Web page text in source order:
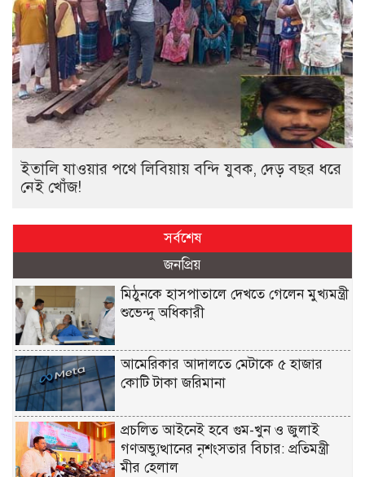
ইতালি যাওয়ার পথে লিবিয়ায় বন্দি যুবক, দেড় বছর ধরে
নেই খোঁজ!
সর্বশেষ
জনপ্রিয়
মিঠুনকে হাসপাতালে দেখতে গেলেন মুখ্যমন্ত্রী
শুভেন্দু অধিকারী
আমেরিকার আদালতে মেটাকে ৫ হাজার
কোটি টাকা জরিমানা
প্রচলিত আইনেই হবে গুম-খুন ও জুলাই
গণঅভ্যুত্থানের নৃশংসতার বিচার: প্রতিমন্ত্রী
মীর হেলাল